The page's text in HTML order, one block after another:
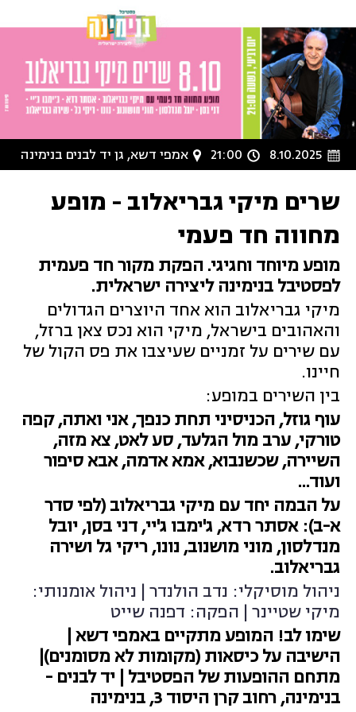
8.10.2025
21:00 אמפי דשא, גן יד לבנים בנימינה
שרים מיקי גבריאלוב - מופע
מחווה חד פעמי
מופע מיוחד וחגיגי. הפקת מקור חד פעמית
לפסטיבל בנימינה ליצירה ישראלית.
מיקי גבריאלוב הוא אחד היוצרים הגדולים
והאהובים בישראל, מיקי הוא נכס צאן ברזל,
עם שירים על זמניים שעיצבו את פס הקול של
חיינו.
בין השירים במופע:
עוף גוזל, הכניסיני תחת כנפך, אני ואתה, קפה
טורקי, ערב מול הגלעד, סע לאט, צא מזה,
השיירה, שכשנבוא, אמא אדמה, אבא סיפור
ועוד...
על הבמה יחד עם מיקי גבריאלוב (לפי סדר
א-ב): אסתר רדא, ג'ימבו ג'יי, דני בסן, יובל
מנדלסון, מוני מושנוב, נונו, ריקי גל ושירה
גבריאלוב.
ניהול מוסיקלי: נדב הולנדר | ניהול אומנותי:
מיקי שטיינר | הפקה: דפנה שייט
שימו לב! המופע מתקיים באמפי דשא |
הישיבה על כיסאות (מקומות לא מסומנים)|
מתחם ההופעות של הפסטיבל | יד לבנים -
בנימינה, רחוב קרן היסוד 3, בנימינה